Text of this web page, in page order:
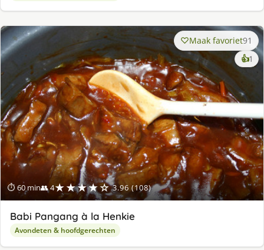
⏱ 60 min👥 4★★★★☆ 3.96 (108)
Maak favoriet91
👍1
Babi Pangang à la Henkie
Avondeten & hoofdgerechten